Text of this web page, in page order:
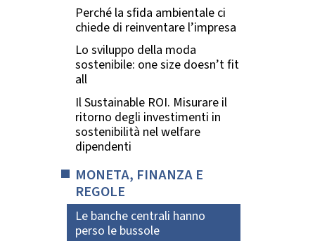
Perché la sfida ambientale ci
chiede di reinventare l’impresa
Lo sviluppo della moda
sostenibile: one size doesn’t fit
all
Il Sustainable ROI. Misurare il
ritorno degli investimenti in
sostenibilità nel welfare
dipendenti
MONETA, FINANZA E
REGOLE
Le banche centrali hanno
perso le bussole